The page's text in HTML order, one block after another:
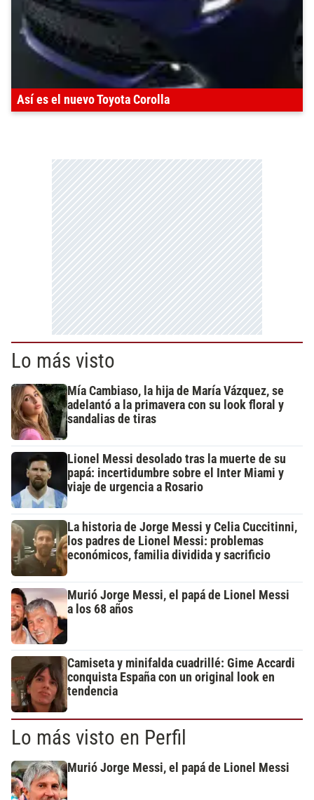
Así es el nuevo Toyota Corolla
Lo más visto
Mía Cambiaso, la hija de María Vázquez, se
adelantó a la primavera con su look floral y
sandalias de tiras
Lionel Messi desolado tras la muerte de su
papá: incertidumbre sobre el Inter Miami y
viaje de urgencia a Rosario
La historia de Jorge Messi y Celia Cuccitinni,
los padres de Lionel Messi: problemas
económicos, familia dividida y sacrificio
Murió Jorge Messi, el papá de Lionel Messi
a los 68 años
Camiseta y minifalda cuadrillé: Gime Accardi
conquista España con un original look en
tendencia
Lo más visto en Perfil
Murió Jorge Messi, el papá de Lionel Messi